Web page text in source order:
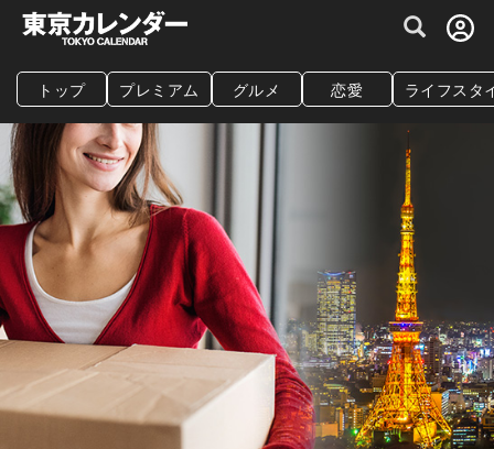
グルメ情報・プレミアムレストラン予約
トップ プレミアム グルメ 恋愛 ライフスタ